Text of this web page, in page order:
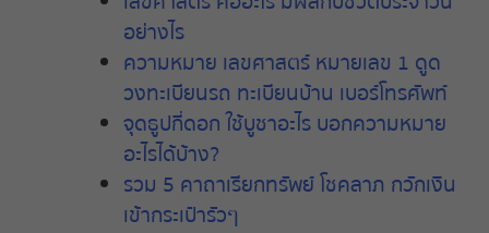
อย่างไร
ความหมาย เลขศาสตร์ หมายเลข 1 ดูด
วงทะเบียนรถ ทะเบียนบ้าน เบอร์โทรศัพท์
จุดธูปกี่ดอกใช้บูชาอะไร บอกความหมาย
อะไรได้บ้าง?
รวม 5 คาถาเรียกทรัพย์โชคลาภ กวักเงิน
เข้ากระเป๋ารัวๆ